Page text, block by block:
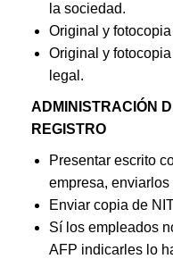
la sociedad.
Original y
Original y
legal.
ADMINISTRACIÓN
REGISTRO
Presentar escrito
empresa,
Enviar copia de
Sí los empleados
AFP indicarles lo